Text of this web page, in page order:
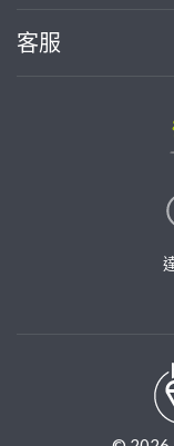
加入我們
熱門服務
案件中心
客服